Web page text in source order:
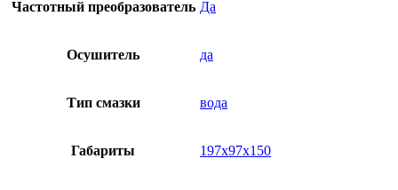
Частотный преобразователь Да
Осушитель да
Тип смазки вода
Габариты 197х97х150